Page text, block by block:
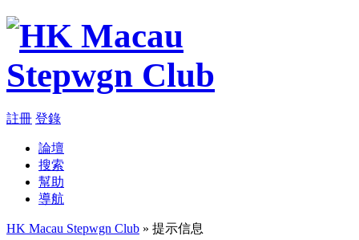
註冊 登錄
論壇
搜索
幫助
導航
HK Macau Stepwgn Club » 提示信息